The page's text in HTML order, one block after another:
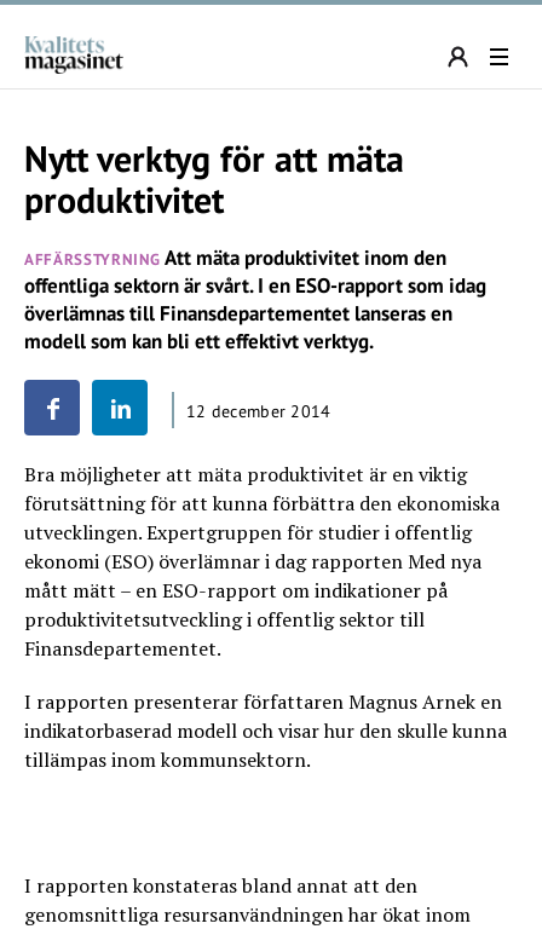
Nytt verktyg för att mäta
produktivitet
AFFÄRSSTYRNING Att mäta produktivitet inom den
offentliga sektorn är svårt. I en ESO-rapport som idag
överlämnas till Finansdepartementet lanseras en
modell som kan bli ett effektivt verktyg.
12 december 2014
Bra möjligheter att mäta produktivitet är en viktig
förutsättning för att kunna förbättra den ekonomiska
utvecklingen. Expertgruppen för studier i offentlig
ekonomi (ESO) överlämnar i dag rapporten Med nya
mått mätt – en ESO-rapport om indikationer på
produktivitetsutveckling i offentlig sektor till
Finansdepartementet.
I rapporten presenterar författaren Magnus Arnek en
indikatorbaserad modell och visar hur den skulle kunna
tillämpas inom kommunsektorn.
I rapporten konstateras bland annat att den
genomsnittliga resursanvändningen har ökat inom